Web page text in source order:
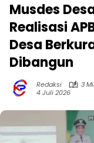
Musdes
Realisasi
Desa
Dibangun
Redaksi
3
4 Juli 2026